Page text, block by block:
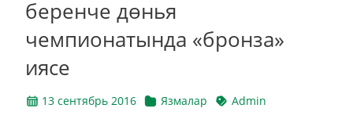
беренче дөнья
чемпионатында «бронза»
иясе
13 сентябрь 2016 Язмалар Admin